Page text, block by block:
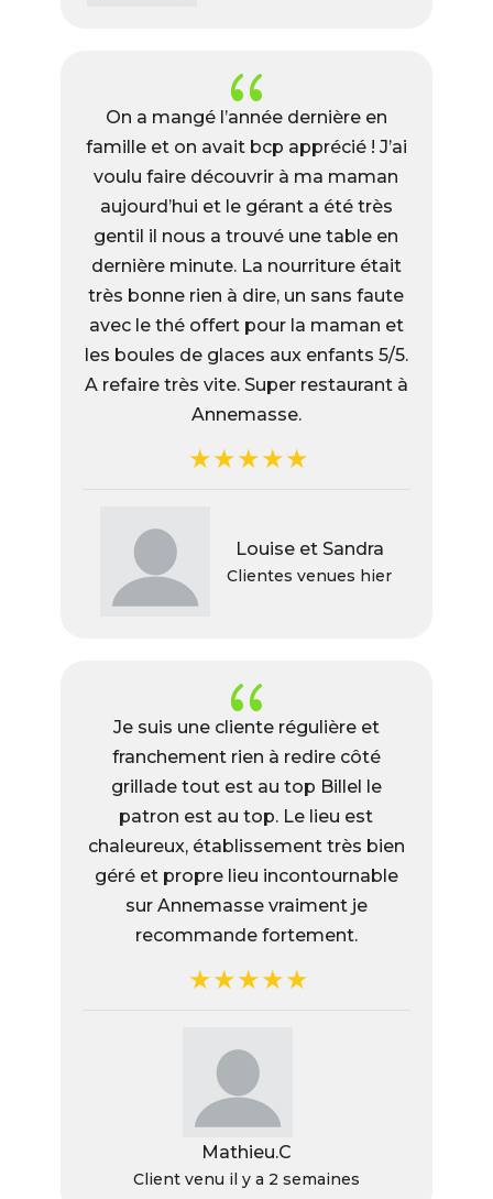
{
On a mangé l’année dernière en
famille et on avait bcp apprécié ! J’ai
voulu faire découvrir à ma maman
aujourd’hui et le gérant a été très
gentil il nous a trouvé une table en
dernière minute. La nourriture était
très bonne rien à dire, un sans faute
avec le thé offert pour la maman et
les boules de glaces aux enfants 5/5.
A refaire très vite. Super restaurant à
Annemasse.
Louise et Sandra
Clientes venues hier
{
Je suis une cliente régulière et
franchement rien à redire côté
grillade tout est au top Billel le
patron est au top. Le lieu est
chaleureux, établissement très bien
géré et propre lieu incontournable
sur Annemasse vraiment je
recommande fortement.
Mathieu.C
Client venu il y a 2 semaines